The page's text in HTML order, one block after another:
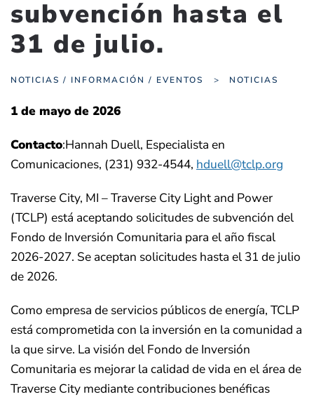
subvención hasta el
31 de julio.
NOTICIAS / INFORMACIÓN / EVENTOS NOTICIAS
1 de mayo de 2026
Contacto:Hannah Duell, Especialista en
Comunicaciones, (231) 932-4544, hduell@tclp.org
Traverse City, MI – Traverse City Light and Power
(TCLP) está aceptando solicitudes de subvención del
Fondo de Inversión Comunitaria para el año fiscal
2026-2027. Se aceptan solicitudes hasta el 31 de julio
de 2026.
Como empresa de servicios públicos de energía, TCLP
está comprometida con la inversión en la comunidad a
la que sirve. La visión del Fondo de Inversión
Comunitaria es mejorar la calidad de vida en el área de
Traverse City mediante contribuciones benéficas